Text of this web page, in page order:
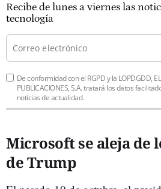
Recibe de lunes a viernes las
tecnología
De conformidad con el RGPD y la LOPDGDD,
PUBLICACIONES, S.A. tratará los datos
noticias de actualidad.
Microsoft se aleja de
de Trump